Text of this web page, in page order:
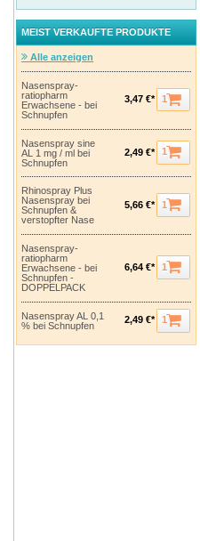
MEIST VERKAUFTE PRODUKTE
Alle anzeigen
Nasenspray-
ratiopharm
Erwachsene - bei
Schnupfen
3,47 €* 1
Nasenspray sine
AL 1 mg / ml bei
Schnupfen
2,49 €* 1
Rhinospray Plus
Nasenspray bei
Schnupfen &
verstopfter Nase
5,66 €* 1
Nasenspray-
ratiopharm
Erwachsene - bei
Schnupfen -
DOPPELPACK
6,64 €* 1
Nasenspray AL 0,1
% bei Schnupfen
2,49 €* 1